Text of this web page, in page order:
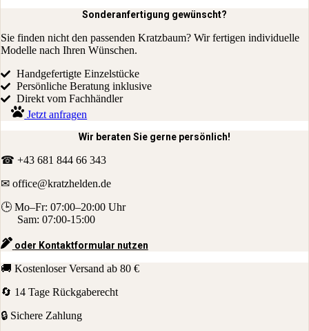
Sonderanfertigung gewünscht?
Sie finden nicht den passenden Kratzbaum? Wir fertigen individuelle
Modelle nach Ihren Wünschen.
Handgefertigte Einzelstücke
Persönliche Beratung inklusive
Direkt vom Fachhändler
Jetzt anfragen
Wir beraten Sie gerne persönlich!
☎ +43 681 844 66 343
✉ office@kratzhelden.de
🕒 Mo–Fr: 07:00–20:00 Uhr
Sam: 07:00-15:00
oder Kontaktformular nutzen
🚚 Kostenloser Versand ab 80 €
🔄 14 Tage Rückgaberecht
🔒 Sichere Zahlung